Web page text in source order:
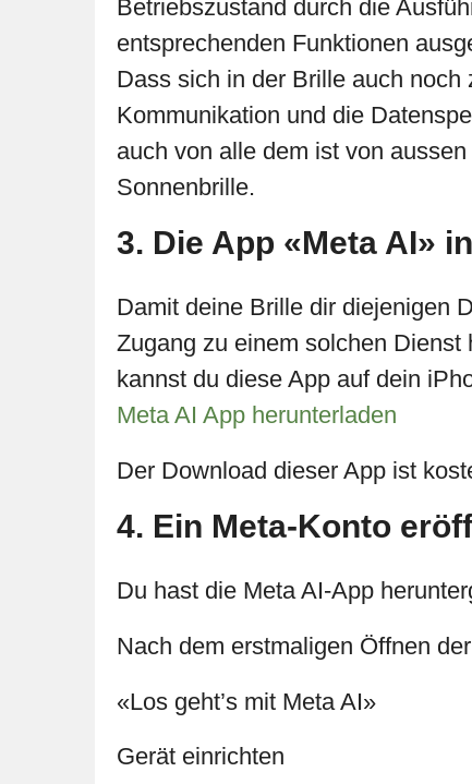
Betriebszustand durch die
entsprechenden Funktionen
Dass sich in der Brille auch
Kommunikation und die
auch von alle dem ist von
Sonnenbrille.
3. Die App «Meta AI»
Damit deine Brille dir diejenigen
Zugang zu einem solchen
kannst du diese App auf dein
Meta AI App herunterladen
Der Download dieser App ist
4. Ein Meta-Konto
Du hast die Meta AI-App
Nach dem erstmaligen Öffnen
«Los geht’s mit Meta AI»
Gerät einrichten